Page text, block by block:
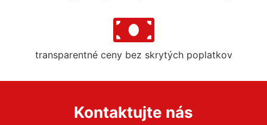
transparentné ceny bez skrytých poplatkov
Kontaktujte nás